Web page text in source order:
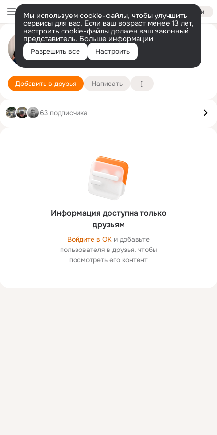
Войти
Мы используем cookie-файлы, чтобы улучшить
сервисы для вас. Если ваш возраст менее 13 лет,
настроить cookie-файлы должен ваш законный
представитель. Больше информации
Разрешить все Настроить
Галина Тарасова
с. Суслово (Мариинский район)
Подробнее
Добавить в друзья Написать
Информация доступна только
друзьям
Войдите в ОК и добавьте
пользователя в друзья, чтобы
посмотреть его контент
63 подписчика